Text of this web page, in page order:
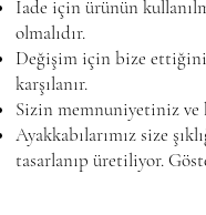
İade için ürünün
olmalıdır.
Değişim için bize
karşılanır.
Sizin memnuniyetiniz
Ayakkabılarımız size
tasarlanıp üretiliyor.